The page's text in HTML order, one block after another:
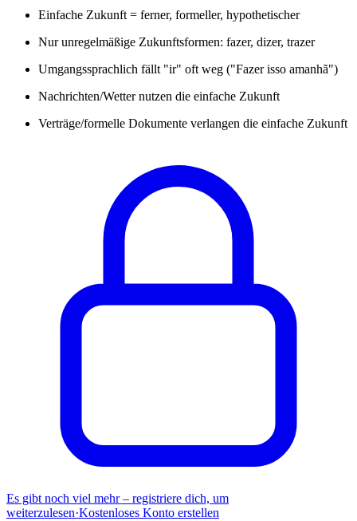
Einfache Zukunft = ferner, formeller, hypothetischer
Nur unregelmäßige Zukunftsformen: fazer, dizer, trazer
Umgangssprachlich fällt "ir" oft weg ("Fazer isso amanhã")
Nachrichten/Wetter nutzen die einfache Zukunft
Verträge/formelle Dokumente verlangen die einfache Zukunft
Es gibt noch viel mehr – registriere dich, um
weiterzulesen·Kostenloses Konto erstellen